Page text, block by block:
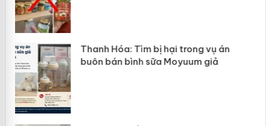
Hưng Yên: Xử lý 6 hộ kinh doanh bán hàng
giả mạo nhãn hiệu Adidas, Nike
Cà Mau: Tiêu hủy công khai hàng ngàn sản
phẩm nhập lậu, bảo vệ môi trường kinh
doanh